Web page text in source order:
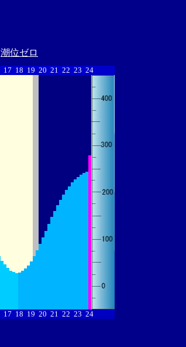
潮位ゼロ
17 18 19 20 21 22 23 24
17 18 19 20 21 22 23 24